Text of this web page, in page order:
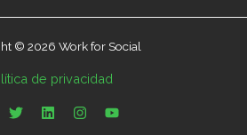
© 2026 Work for Social
de privacidad